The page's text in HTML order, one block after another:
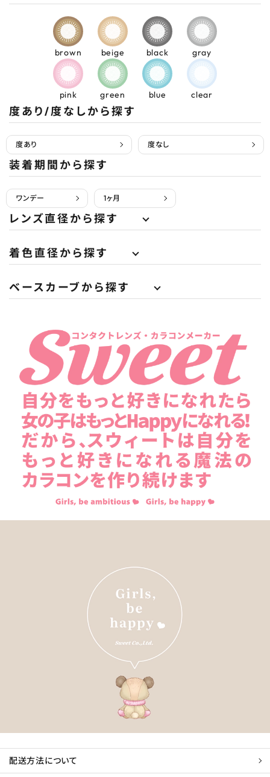
brown beige black gray
pink green blue clear
度あり/度なしから探す
度あり 度なし
装着期間から探す
ワンデー 1ヶ月
レンズ直径から探す
着色直径から探す
ベースカーブから探す
配送方法について